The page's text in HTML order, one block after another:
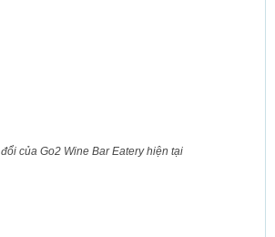
của Go2 Wine Bar Eatery hiện tại